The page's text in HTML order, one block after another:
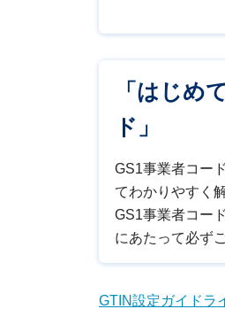
「はじめ
ド」
GS1事業者コー
てわかりやすく
GS1事業者コー
にあたって必ず
GTIN設定ガイドラ